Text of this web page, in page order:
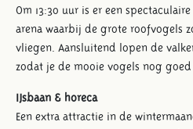
Om 13:30 uur is er een
arena waarbij de grote roofvogels
vliegen. Aansluitend lopen de
zodat je de mooie vogels nog
IJsbaan & horeca
Een extra attractie in de